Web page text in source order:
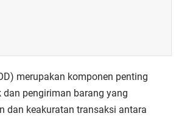
merupakan komponen penting
pengiriman barang yang
dan keakuratan transaksi antara